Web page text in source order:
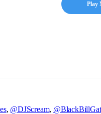
Play
, @DJScream,